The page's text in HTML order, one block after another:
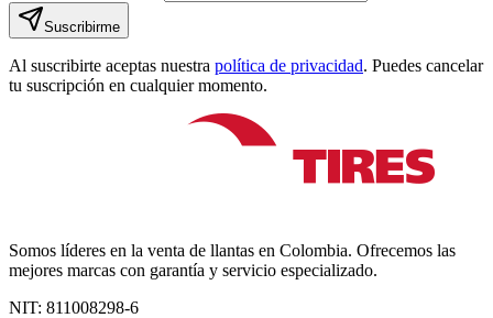
Suscribirme
Al suscribirte aceptas nuestra política de privacidad. Puedes cancelar
tu suscripción en cualquier momento.
Somos líderes en la venta de llantas en Colombia. Ofrecemos las
mejores marcas con garantía y servicio especializado.
NIT: 811008298-6